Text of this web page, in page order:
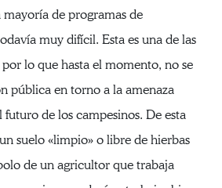
de programas de
muy difícil. Esta es una de las
lo que hasta el momento, no se
pública en torno a la amenaza
futuro de los campesinos. De esta
suelo «limpio» o libre de hierbas
de un agricultor que trabaja